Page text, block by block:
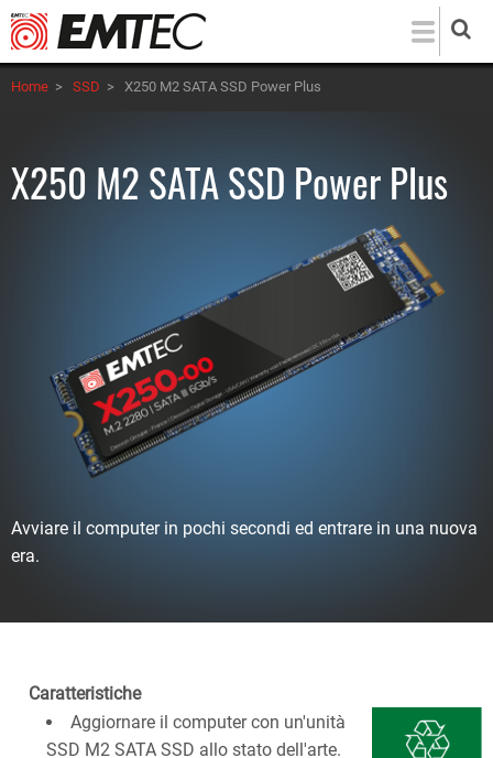
Salta
al
contenuto
principale
Home > SSD > X250 M2 SATA SSD Power Plus
X250 M2 SATA SSD Power Plus
Avviare il computer in pochi secondi ed entrare in una nuova
era.
Caratteristiche
Aggiornare il computer con un'unità
SSD M2 SATA SSD allo stato dell'arte.